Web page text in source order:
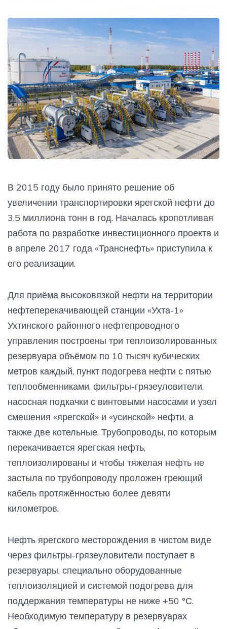
В 2015 году было принято решение об
увеличении транспортировки ярегской нефти до
3,5 миллиона тонн в год. Началась кропотливая
работа по разработке инвестиционного проекта и
в апреле 2017 года «Транснефть» приступила к
его реализации.
Для приёма высоковязкой нефти на территории
нефтеперекачивающей станции «Ухта-1»
Ухтинского районного нефтепроводного
управления построены три теплоизолированных
резервуара объёмом по 10 тысяч кубических
метров каждый, пункт подогрева нефти с пятью
теплообменниками, фильтры-грязеуловители,
насосная подкачки с винтовыми насосами и узел
смешения «ярегской» и «усинской» нефти, а
также две котельные. Трубопроводы, по которым
перекачивается ярегская нефть,
теплоизолированы и чтобы тяжелая нефть не
застыла по трубопроводу проложен греющий
кабель протяжённостью более девяти
километров.
Нефть ярегского месторождения в чистом виде
через фильтры-грязеуловители поступает в
резервуары, специально оборудованные
теплоизоляцией и системой подогрева для
поддержания температуры не ниже +50 °С.
Необходимую температуру в резервуарах